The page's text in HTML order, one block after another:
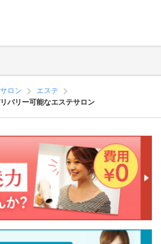
ロン
エステ
バリー可能なエステサロン